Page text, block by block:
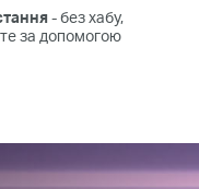
- без хабу,
за допомогою